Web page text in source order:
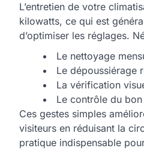
L’entretien de votre
kilowatts, ce qui est
d’optimiser les réglages.
Le nettoyage
Le dépoussiérage
La vérification
Le contrôle du
Ces gestes simples
visiteurs en réduisant la
pratique indispensable